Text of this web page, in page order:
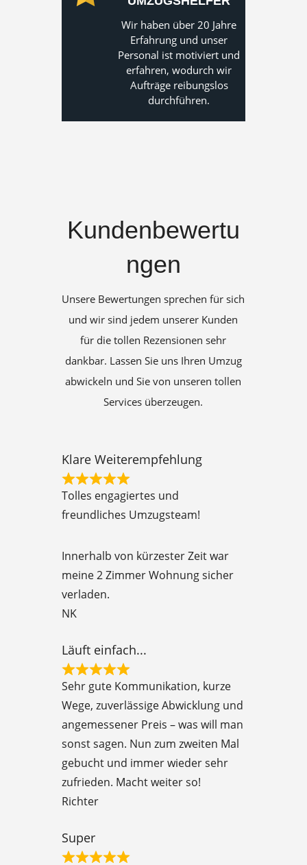
Wir haben über 20 Jahre
Erfahrung und unser
Personal ist motiviert und
erfahren, wodurch wir
Aufträge reibungslos
durchführen.
Kundenbewertu
ngen
Unsere Bewertungen sprechen für sich
und wir sind jedem unserer Kunden
für die tollen Rezensionen sehr
dankbar. Lassen Sie uns Ihren Umzug
abwickeln und Sie von unseren tollen
Services überzeugen.
Klare Weiterempfehlung
R
a
d
5
o
o
Tolles engagiertes und
freundliches Umzugsteam!
Innerhalb von kürzester Zeit war
meine 2 Zimmer Wohnung sicher
verladen.
NK
Läuft einfach...
R
d
5
t
o
Sehr gute Kommunikation, kurze
Wege, zuverlässige Abwicklung und
angemessener Preis – was will man
sonst sagen. Nun zum zweiten Mal
gebucht und immer wieder sehr
zufrieden. Macht weiter so!
Richter
Super